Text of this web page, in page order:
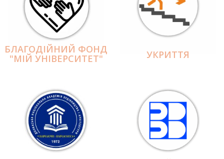
БЛАГОДІЙНИЙ ФОНД
"МІЙ УНІВЕРСИТЕТ" УКРИТТЯ